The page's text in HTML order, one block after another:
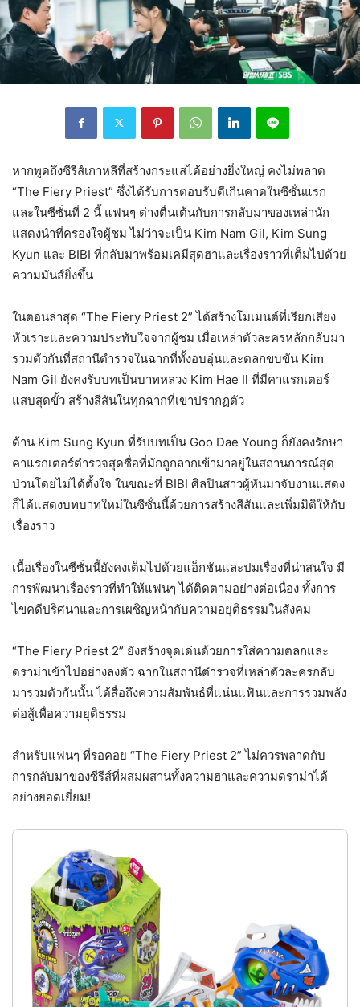
หากพูดถึงซีรีส์เกาหลีที่สร้างกระแสได้อย่างยิ่งใหญ่ คงไม่พลาด
“The Fiery Priest” ซึ่งได้รับการตอบรับดีเกินคาดในซีซั่นแรก
และในซีซั่นที่ 2 นี้ แฟนๆ ต่างตื่นเต้นกับการกลับมาของเหล่านัก
แสดงนำที่ครองใจผู้ชม ไม่ว่าจะเป็น Kim Nam Gil, Kim Sung
Kyun และ BIBI ที่กลับมาพร้อมเคมีสุดฮาและเรื่องราวที่เต็มไปด้วย
ความมันส์ยิ่งขึ้น
ในตอนล่าสุด “The Fiery Priest 2” ได้สร้างโมเมนต์ที่เรียกเสียง
หัวเราะและความประทับใจจากผู้ชม เมื่อเหล่าตัวละครหลักกลับมา
รวมตัวกันที่สถานีตำรวจในฉากที่ทั้งอบอุ่นและตลกขบขัน Kim
Nam Gil ยังคงรับบทเป็นบาทหลวง Kim Hae Il ที่มีคาแรกเตอร์
แสบสุดขั้ว สร้างสีสันในทุกฉากที่เขาปรากฏตัว
ด้าน Kim Sung Kyun ที่รับบทเป็น Goo Dae Young ก็ยังคงรักษา
คาแรกเตอร์ตำรวจสุดซื่อที่มักถูกลากเข้ามาอยู่ในสถานการณ์สุด
ป่วนโดยไม่ได้ตั้งใจ ในขณะที่ BIBI ศิลปินสาวผู้หันมาจับงานแสดง
ก็ได้แสดงบทบาทใหม่ในซีซั่นนี้ด้วยการสร้างสีสันและเพิ่มมิติให้กับ
เรื่องราว
เนื้อเรื่องในซีซั่นนี้ยังคงเต็มไปด้วยแอ็กชันและปมเรื่องที่น่าสนใจ มี
การพัฒนาเรื่องราวที่ทำให้แฟนๆ ได้ติดตามอย่างต่อเนื่อง ทั้งการ
ไขคดีปริศนาและการเผชิญหน้ากับความอยุติธรรมในสังคม
“The Fiery Priest 2” ยังสร้างจุดเด่นด้วยการใส่ความตลกและ
ดราม่าเข้าไปอย่างลงตัว ฉากในสถานีตำรวจที่เหล่าตัวละครกลับ
มารวมตัวกันนั้น ได้สื่อถึงความสัมพันธ์ที่แน่นแฟ้นและการรวมพลัง
ต่อสู้เพื่อความยุติธรรม
สำหรับแฟนๆ ที่รอคอย “The Fiery Priest 2” ไม่ควรพลาดกับ
การกลับมาของซีรีส์ที่ผสมผสานทั้งความฮาและความดราม่าได้
อย่างยอดเยี่ยม!